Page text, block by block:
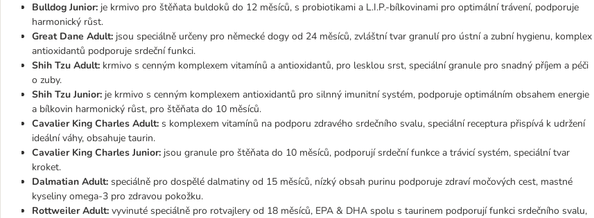
Bulldog Junior: je krmivo pro štěňata buldoků do 12 měsíců, s probiotikami a L.I.P.-bílkovinami pro optimální trávení, podporuje
harmonický růst.
Great Dane Adult: jsou speciálně určeny pro německé dogy od 24 měsíců, zvláštní tvar granulí pro ústní a zubní hygienu, komplex
antioxidantů podporuje srdeční funkci.
Shih Tzu Adult: krmivo s cenným komplexem vitamínů a antioxidantů, pro lesklou srst, speciální granule pro snadný příjem a péči
o zuby.
Shih Tzu Junior: je krmivo s cenným komplexem antioxidantů pro silnný imunitní systém, podporuje optimálním obsahem energie
a bílkovin harmonický růst, pro štěňata do 10 měsíců.
Cavalier King Charles Adult: s komplexem vitamínů na podporu zdravého srdečního svalu, speciální receptura přispívá k udržení
ideální váhy, obsahuje taurin.
Cavalier King Charles Junior: jsou granule pro štěňata do 10 měsíců, podporují srdeční funkce a trávicí systém, speciální tvar
kroket.
Dalmatian Adult: speciálně pro dospělé dalmatiny od 15 měsíců, nízký obsah purinu podporuje zdraví močových cest, mastné
kyseliny omega-3 pro zdravou pokožku.
Rottweiler Adult: vyvinuté speciálně pro rotvajlery od 18 měsíců, EPA & DHA spolu s taurinem podporují funkci srdečního svalu,